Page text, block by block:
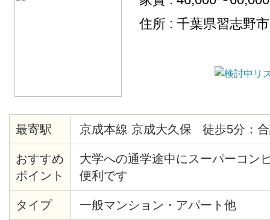
住所 : 千葉県習志野
最寄駅 京成本線 京成大久保 徒歩5分：
おすすめ
ポイント
大学への通学途中にスーパーコン
便利です
タイプ 一般マンション・アパート他